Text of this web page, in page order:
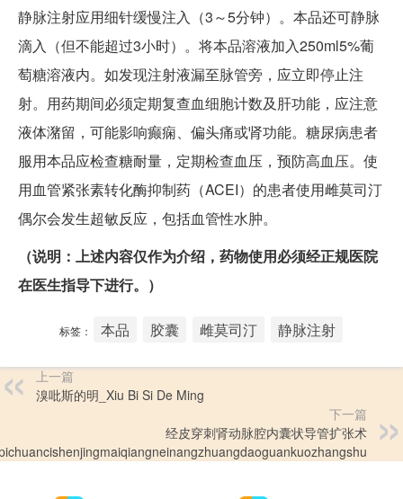
静脉注射应用细针缓慢注入（3～5分钟）。本品还可静脉
滴入（但不能超过3小时）。将本品溶液加入250ml5%葡
萄糖溶液内。如发现注射液漏至脉管旁，应立即停止注
射。用药期间必须定期复查血细胞计数及肝功能，应注意
液体潴留，可能影响癫痫、偏头痛或肾功能。糖尿病患者
服用本品应检查糖耐量，定期检查血压，预防高血压。使
用血管紧张素转化酶抑制药（ACEI）的患者使用雌莫司汀
偶尔会发生超敏反应，包括血管性水肿。
（说明：上述内容仅作为介绍，药物使用必须经正规医院
在医生指导下进行。）
标签： 本品 胶囊 雌莫司汀 静脉注射
上一篇
溴吡斯的明_Xiu Bi Si De Ming
下一篇
经皮穿刺肾动脉腔内囊状导管扩张术